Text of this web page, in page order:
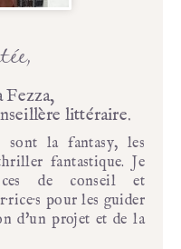
Fezza,
littéraire.
sont la fantasy, les
fantastique. Je
de conseil et
pour les guider
d'un projet et de la